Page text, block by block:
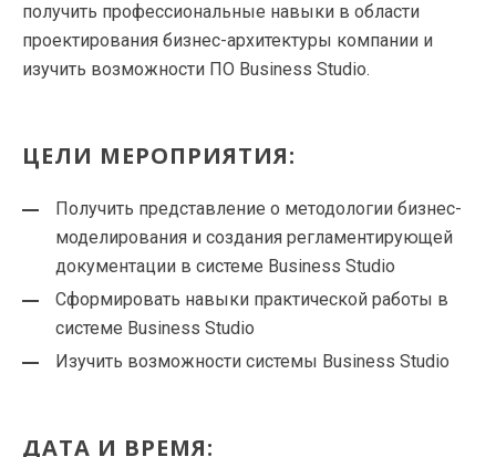
получить профессиональные навыки в области
проектирования бизнес-архитектуры компании и
изучить возможности ПО Business Studio.
ЦЕЛИ МЕРОПРИЯТИЯ:
Получить представление о методологии бизнес-
моделирования и создания регламентирующей
документации в системе Business Studio
Сформировать навыки практической работы в
системе Business Studio
Изучить возможности системы Business Studio
ДАТА И ВРЕМЯ: